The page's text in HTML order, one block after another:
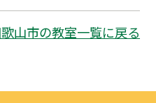
山市の教室一覧に戻る